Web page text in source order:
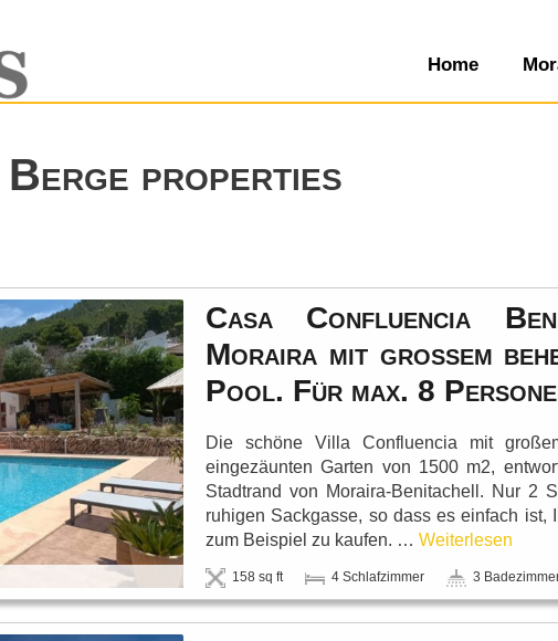
Home
properties
Casa Confluencia
Moraira mit großem
Pool. Für max. 8
Die schöne Villa Confluencia mit
eingezäunten Garten von 1500 m2,
Stadtrand von Moraira-Benitachell. Nur 2
ruhigen Sackgasse, so dass es einfach ist,
zum Beispiel zu kaufen. … Weiterlesen
158 sq ft 4 Schlafzimmer 3